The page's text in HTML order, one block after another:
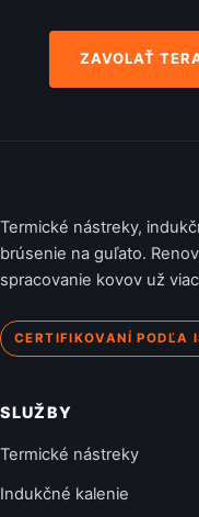
ZAVOLAŤ
Termické nástreky,
brúsenie na guľato.
spracovanie kovov už
CERTIFIKOVANÍ PODĽA
SLUŽBY
Termické nástreky
Indukčné kalenie